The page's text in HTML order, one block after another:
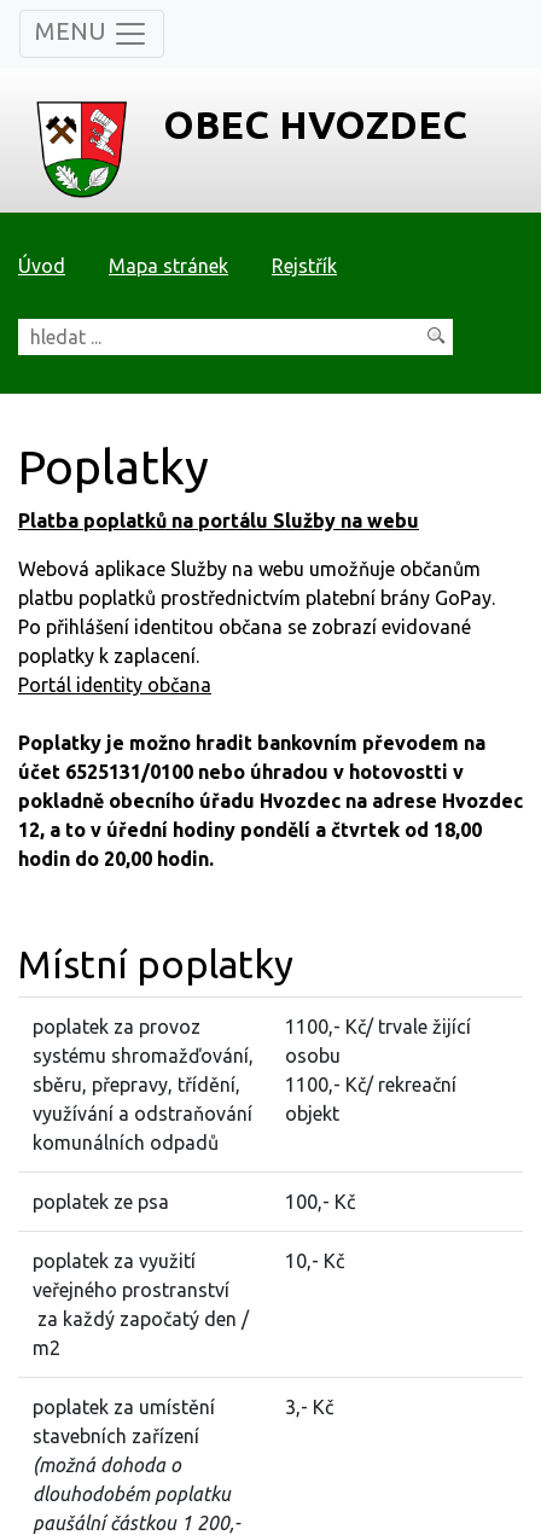
MENU
OBEC HVOZDEC
Úvod Mapa stránek Rejstřík
Poplatky
Platba poplatků na portálu Služby na webu
Webová aplikace Služby na webu umožňuje občanům
platbu poplatků prostřednictvím platební brány GoPay.
Po přihlášení identitou občana se zobrazí evidované
poplatky k zaplacení.
Portál identity občana
Poplatky je možno hradit bankovním převodem na
účet 6525131/0100 nebo úhradou v hotovostti v
pokladně obecního úřadu Hvozdec na adrese Hvozdec
12, a to v úřední hodiny pondělí a čtvrtek od 18,00
hodin do 20,00 hodin.
Místní poplatky
poplatek za provoz
systému shromažďování,
sběru, přepravy, třídění,
využívání a odstraňování
komunálních odpadů
1100,- Kč/ trvale žijící
osobu
1100,- Kč/ rekreační
objekt
poplatek ze psa 100,- Kč
poplatek za využití
veřejného prostranství
za každý započatý den /
m2
10,- Kč
poplatek za umístění
stavebních zařízení
(možná dohoda o
dlouhodobém poplatku
paušální částkou 1 200,-
3,- Kč